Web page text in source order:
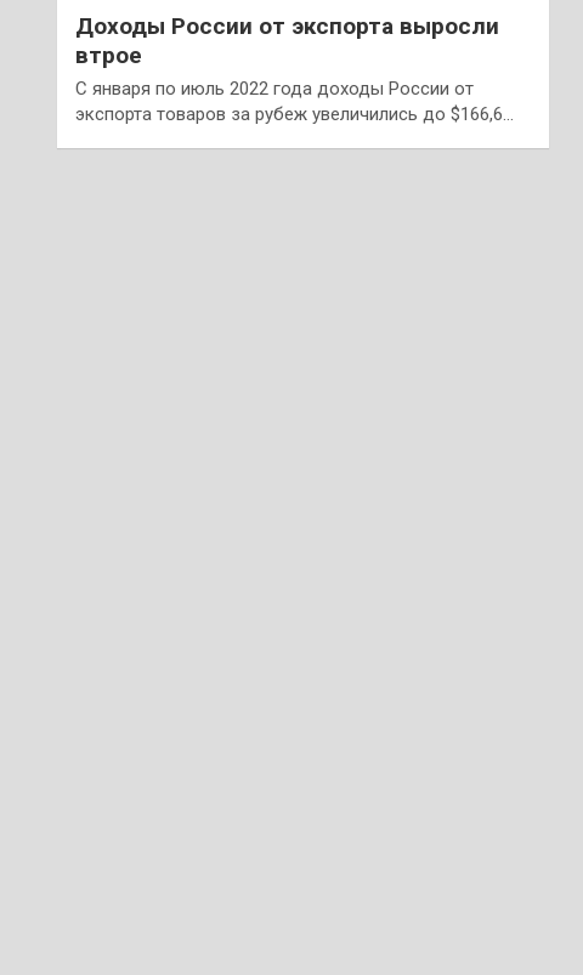
Доходы России от экспорта выросли
втрое
С января по июль 2022 года доходы России от
экспорта товаров за рубеж увеличились до $166,6…